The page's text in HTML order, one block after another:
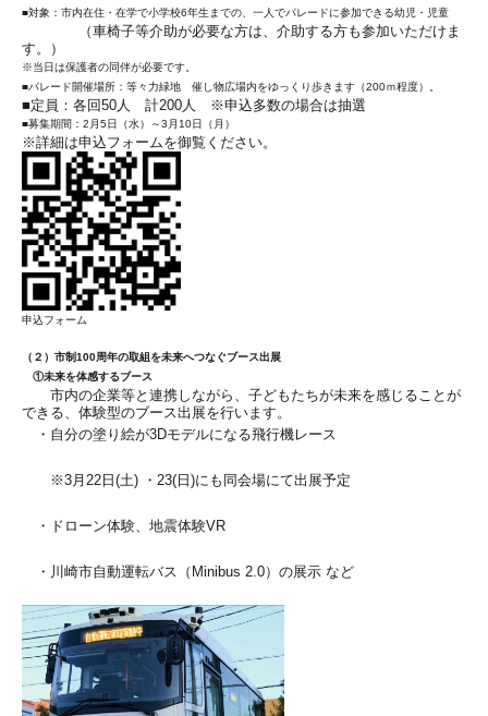
■対象：市内在住・在学で小学校6年生までの、一人でパレードに参加できる幼児・児童
（車椅子等介助が必要な方は、介助する方も参加いただけま
す。）
※当日は保護者の同伴が必要です。
■パレード開催場所：等々力緑地 催し物広場内をゆっくり歩きます（200ｍ程度）。
■定員：各回50人 計200人 ※申込多数の場合は抽選
■募集期間：2月5日（水）～3月10日（月）
※詳細は申込フォームを御覧ください。
申込フォーム
（２）市制100周年の取組を未来へつなぐブース出展
①未来を体感するブース
市内の企業等と連携しながら、子どもたちが未来を感じることが
できる、体験型のブース出展を行います。
・自分の塗り絵が3Dモデルになる飛行機レース
※3月22日(土) ・23(日)にも同会場にて出展予定
・ドローン体験、地震体験VR
・川崎市自動運転バス（Minibus 2.0）の展示 など